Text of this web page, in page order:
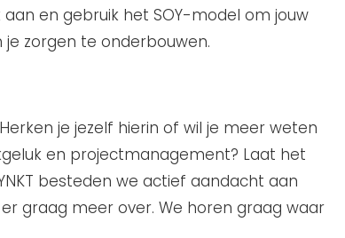
en gebruik het SOY-model om jouw
zorgen te onderbouwen.
je jezelf hierin of wil je meer weten
en projectmanagement? Laat het
besteden we actief aandacht aan
graag meer over. We horen graag waar